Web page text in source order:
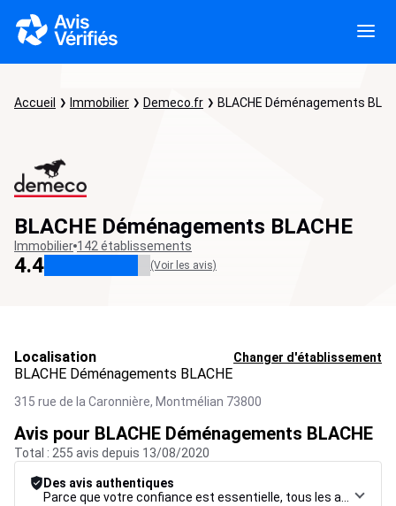
Accueil Immobilier Demeco.fr BLACHE Déménagements
BLACHE Déménagements BLACHE
Immobilier 142 établissements
4.4 (Voir les avis)
Localisation Changer d'établissement
BLACHE Déménagements BLACHE
315 rue de la Caronnière, Montmélian 73800
Avis pour BLACHE Déménagements BLACHE
Total : 255 avis depuis 13/08/2020
Des avis authentiques